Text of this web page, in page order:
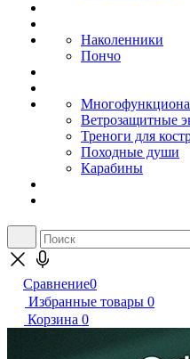
Наколенники
Пончо
Ветрозащитные
Треноги для
Походные души
Карабины
Сравнение0
Избранные товары 0
Корзина 0